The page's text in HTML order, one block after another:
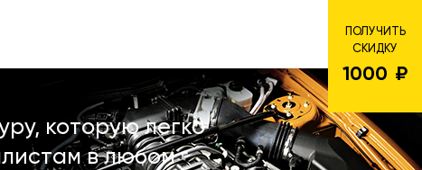
которую легко
в любом
ПОЛУЧИТЬ
СКИДКУ
1000